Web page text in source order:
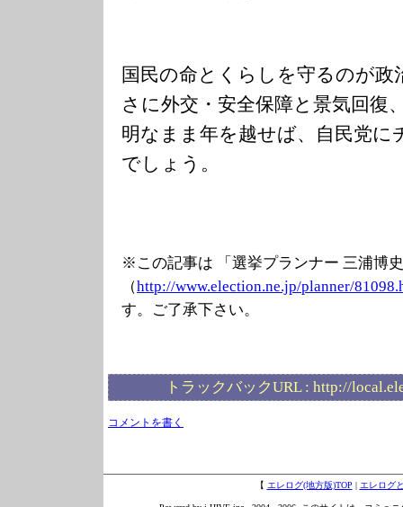
国民の命とくらしを守るのが
さに外交・安全保障と景気回復
明なまま年を越せば、自民党
でしょう。
※この記事は 「選挙プランナー 三浦博
（http://www.election.ne.jp/planner/
す。ご了承下さい。
トラックバックURL : http://
コメントを書く
【 エレログ(地方版)TOP | エレログ